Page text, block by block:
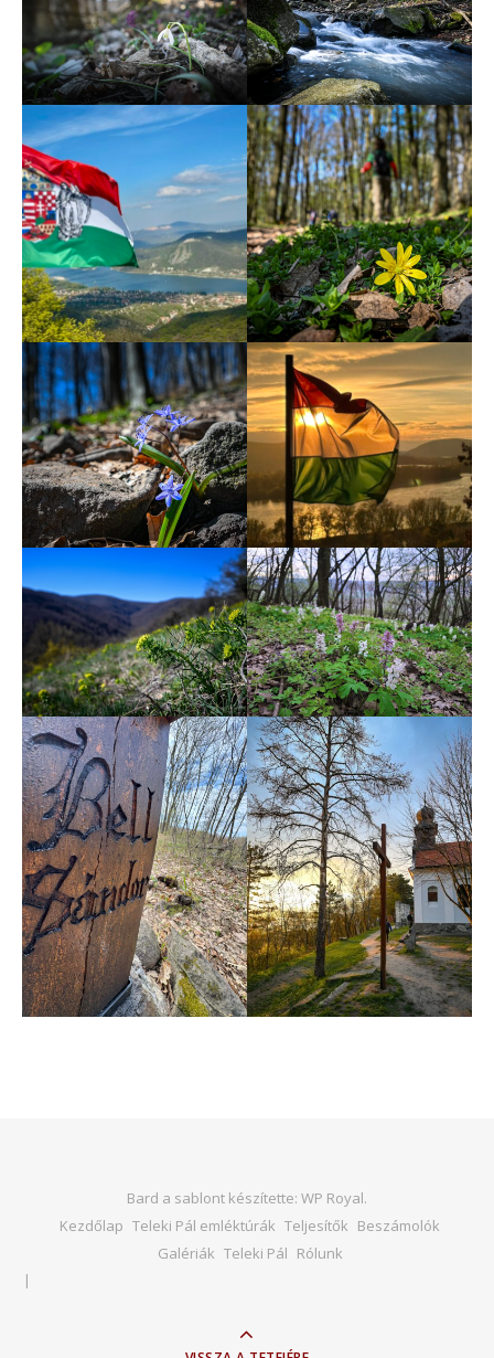
Bard a sablont készítette: WP Royal.
Kezdőlap Teleki Pál emléktúrák Teljesítők Beszámolók
Galériák Teleki Pál Rólunk